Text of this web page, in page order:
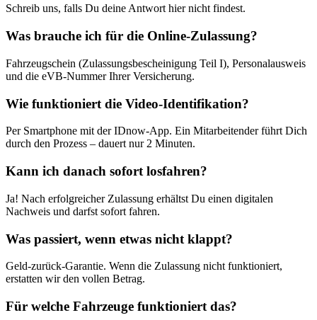
Schreib uns, falls Du deine Antwort hier nicht findest.
Was brauche ich für die Online-Zulassung?
Fahrzeugschein (Zulassungsbescheinigung Teil I), Personalausweis
und die eVB-Nummer Ihrer Versicherung.
Wie funktioniert die Video-Identifikation?
Per Smartphone mit der IDnow-App. Ein Mitarbeitender führt Dich
durch den Prozess – dauert nur 2 Minuten.
Kann ich danach sofort losfahren?
Ja! Nach erfolgreicher Zulassung erhältst Du einen digitalen
Nachweis und darfst sofort fahren.
Was passiert, wenn etwas nicht klappt?
Geld-zurück-Garantie. Wenn die Zulassung nicht funktioniert,
erstatten wir den vollen Betrag.
Für welche Fahrzeuge funktioniert das?